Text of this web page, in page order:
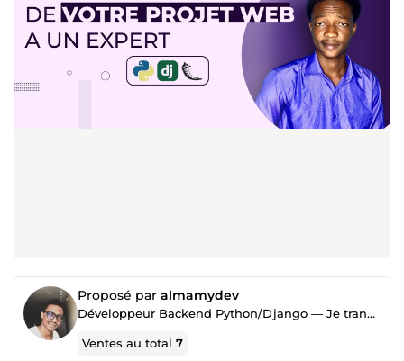
Proposé par almamydev
Développeur Backend Python/Django — Je transforme vos idées en produit réel prêt pour la prod
Ventes au total7